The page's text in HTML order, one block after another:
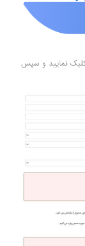
کلیک نمایید و سپس